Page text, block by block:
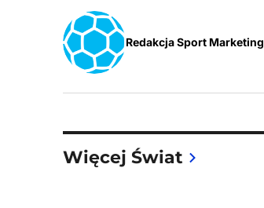
Redakcja Sport Marketing
Więcej Świat